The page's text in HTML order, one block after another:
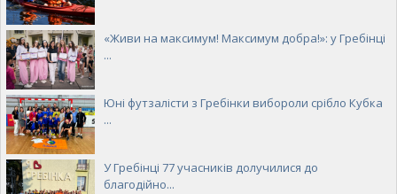
«Живи на максимум! Максимум добра!»: у Гребінці
...
Юні футзалісти з Гребінки вибороли срібло Кубка
...
У Гребінці 77 учасників долучилися до
благодійно...